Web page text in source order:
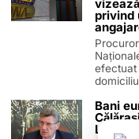
pe care le
drumul
TERMENI ȘI CONDIȚII
privind
efectuat
Bani